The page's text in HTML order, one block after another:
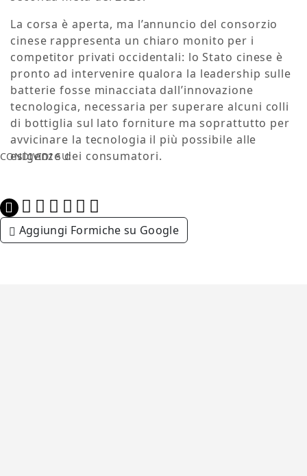
La corsa è aperta, ma l’annuncio del consorzio
cinese rappresenta un chiaro monito per i
competitor privati occidentali: lo Stato cinese è
pronto ad intervenire qualora la leadership sulle
batterie fosse minacciata dall’innovazione
tecnologica, necessaria per superare alcuni colli
di bottiglia sul lato forniture ma soprattutto per
avvicinare la tecnologia il più possibile alle
esigenze dei consumatori.
CONDIVIDI SU:
Aggiungi Formiche su Google